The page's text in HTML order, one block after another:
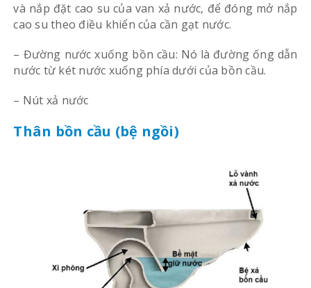
và nắp đặt cao su của van xả nước, để đóng mở nắp
cao su theo điều khiển của cần gạt nước.
– Đường nước xuống bồn cầu: Nó là đường ống dẫn
nước từ két nước xuống phía dưới của bồn cầu.
– Nút xả nước
Thân bồn cầu (bệ ngồi)